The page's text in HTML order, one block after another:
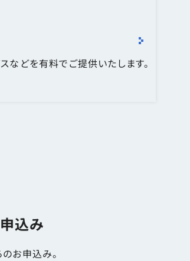
などを有料でご提供いたします。
込み
お申込み。